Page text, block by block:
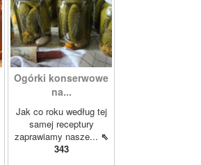
Ogórki konserwowe
na...
Jak co roku według tej
samej receptury
zaprawiamy nasze... ⇖
343